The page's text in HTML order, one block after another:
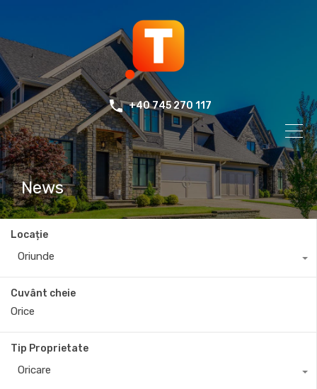
+40 745 270 117
News
Locație
Oriunde
Cuvânt cheie
Tip Proprietate
Oricare